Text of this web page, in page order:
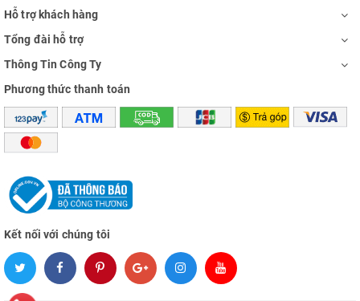
Hỗ trợ khách hàng
Tổng đài hỗ trợ
Thông Tin Công Ty
Phương thức thanh toán
Kết nối với chúng tôi